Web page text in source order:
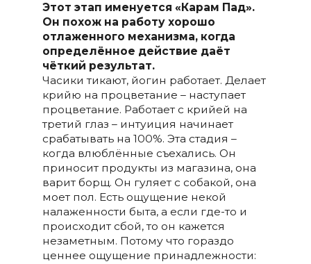
Этот этап именуется «Карам Пад».
Он похож на работу хорошо
отлаженного механизма, когда
определённое действие даёт
чёткий результат.
Часики тикают, йогин работает. Делает
крийю на процветание – наступает
процветание. Работает с крийей на
третий глаз – интуиция начинает
срабатывать на 100%. Эта стадия –
когда влюблённые съехались. Он
приносит продукты из магазина, она
варит борщ. Он гуляет с собакой, она
моет пол. Есть ощущение некой
налаженности быта, а если где-то и
происходит сбой, то он кажется
незаметным. Потому что гораздо
ценнее ощущение принадлежности: